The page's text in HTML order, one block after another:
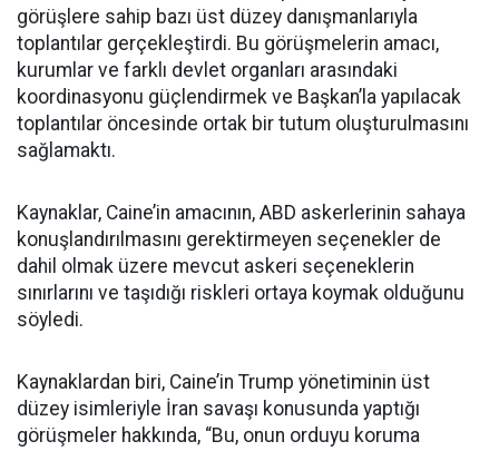
görüşlere sahip bazı üst düzey danışmanlarıyla
toplantılar gerçekleştirdi. Bu görüşmelerin amacı,
kurumlar ve farklı devlet organları arasındaki
koordinasyonu güçlendirmek ve Başkan’la yapılacak
toplantılar öncesinde ortak bir tutum oluşturulmasını
sağlamaktı.
Kaynaklar, Caine’in amacının, ABD askerlerinin sahaya
konuşlandırılmasını gerektirmeyen seçenekler de
dahil olmak üzere mevcut askeri seçeneklerin
sınırlarını ve taşıdığı riskleri ortaya koymak olduğunu
söyledi.
Kaynaklardan biri, Caine’in Trump yönetiminin üst
düzey isimleriyle İran savaşı konusunda yaptığı
görüşmeler hakkında, “Bu, onun orduyu koruma